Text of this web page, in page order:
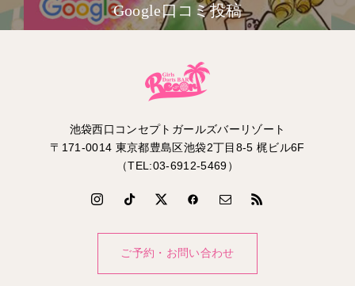
Google口コミ投稿
池袋西口コンセプトガールズバーリゾート
〒171-0014 東京都豊島区池袋2丁目8-5 梶ビル6F
（TEL:03-6912-5469）
ご予約・お問い合わせ